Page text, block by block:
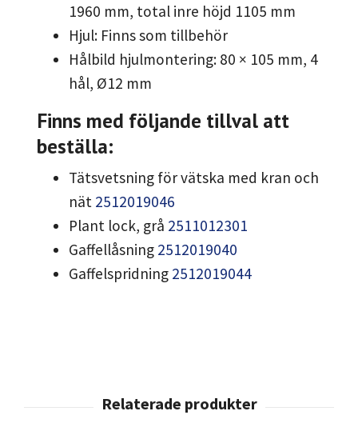
1960 mm, total inre höjd 1105 mm
Hjul: Finns som tillbehör
Hålbild hjulmontering: 80 × 105 mm, 4
hål, Ø12 mm
Finns med följande tillval att
beställa:
Tätsvetsning för vätska med kran och
nät 2512019046
Plant lock, grå 2511012301
Gaffellåsning 2512019040
Gaffelspridning 2512019044